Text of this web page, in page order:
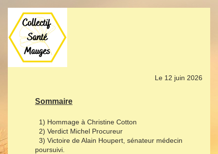
Le 12 juin 2026
Sommaire
  1) Hommage à Christine Cotton
  2) Verdict Michel Procureur
poursuivi.